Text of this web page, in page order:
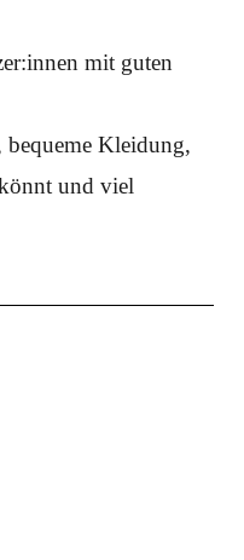
mit guten
bequeme Kleidung,
und viel